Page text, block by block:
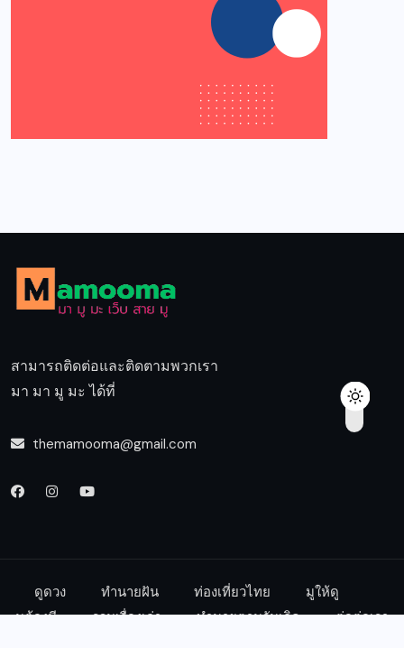
สามารถติดต่อและติดตามพวกเรา
มา มา มู มะ ได้ที่
themamooma@gmail.com
ดูดวง ทำนายฝัน ท่องเที่ยวไทย
มูให้ดู
มูต้องมี
รวมเรื่องเล่า ทำนายตามวันเกิด ต่อต่อเรา